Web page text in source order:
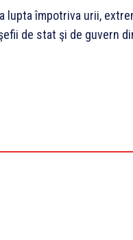
lupta împotriva urii,
de stat şi de guvern